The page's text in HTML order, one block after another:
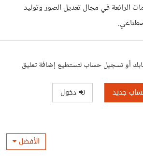
الرائعة في مجال تعديل الصور وتوليد
أو تسجيل حساب لتستطيع إضافة تعليق
جديد دخول
الأفضل